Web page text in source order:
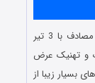
(عج) در نیمه شعبان مصادف با 3 تیر
و تهنیک عرض
های بسیار زیبا از